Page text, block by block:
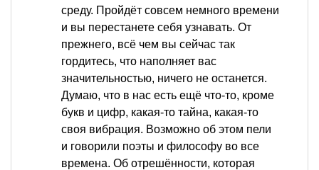
среду. Пройдёт совсем немного времени
и вы перестанете себя узнавать. От
прежнего, всё чем вы сейчас так
гордитесь, что наполняет вас
значительностью, ничего не останется.
Думаю, что в нас есть ещё что-то, кроме
букв и цифр, какая-то тайна, какая-то
своя вибрация. Возможно об этом пели
и говорили поэты и философу во все
времена. Об отрешённости, которая